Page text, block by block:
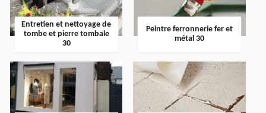
Entretien et nettoyage de
tombe et pierre tombale
30
Peintre ferronnerie fer et
métal 30